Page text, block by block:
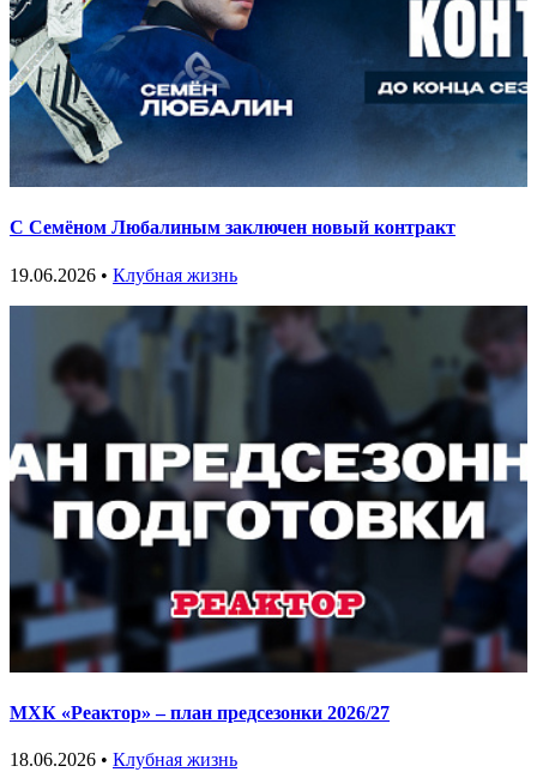
С Семёном Любалиным заключен новый контракт
19.06.2026 • Клубная жизнь
МХК «Реактор» – план предсезонки 2026/27
18.06.2026 • Клубная жизнь